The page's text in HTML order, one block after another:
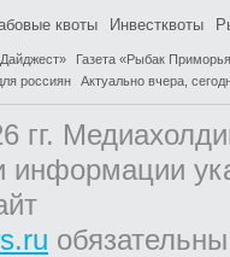
квоты Инвестквоты
Газета «Рыбак
россиян Актуально вчера,
гг.
информации